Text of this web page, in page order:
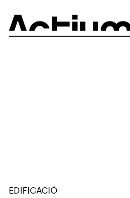
EDIFICACIÓ